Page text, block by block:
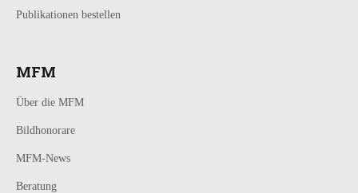
Publikationen bestellen
MFM
Über die MFM
Bildhonorare
MFM-News
Beratung